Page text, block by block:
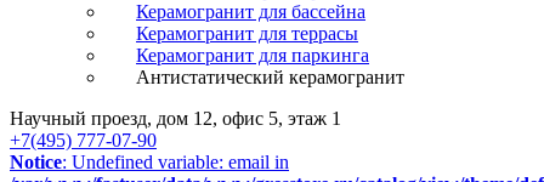
Керамогранит для бассейна
Керамогранит для террасы
Керамогранит для паркинга
Антистатический керамогранит
Научный проезд, дом 12, офис 5, этаж 1
+7(495) 777-07-90
Notice: Undefined variable: email in